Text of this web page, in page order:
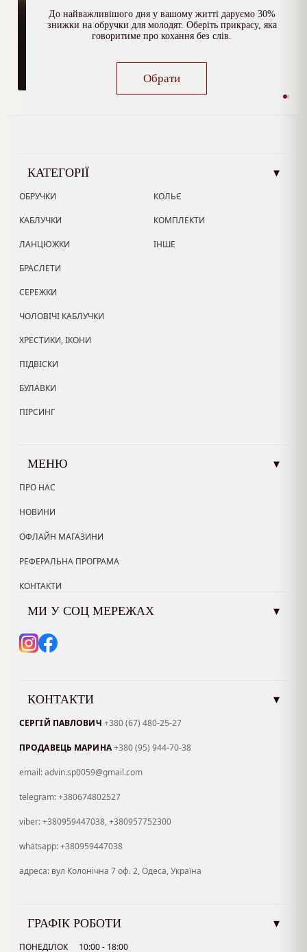
До найважливішого дня у вашому житті даруємо 30%
знижки на обручки для молодят. Оберіть прикрасу, яка
говоритиме про кохання без слів.
Обрати
КАТЕГОРІЇ ▾
ОБРУЧКИ
КАБЛУЧКИ
ЛАНЦЮЖКИ
БРАСЛЕТИ
СЕРЕЖКИ
ЧОЛОВІЧІ КАБЛУЧКИ
ХРЕСТИКИ, ІКОНИ
ПІДВІСКИ
БУЛАВКИ
ПІРСИНГ
КОЛЬЄ
КОМПЛЕКТИ
ІНШЕ
МЕНЮ ▾
ПРО НАС
НОВИНИ
ОФЛАЙН МАГАЗИНИ
РЕФЕРАЛЬНА ПРОГРАМА
КОНТАКТИ
МИ У СОЦ МЕРЕЖАХ ▾
КОНТАКТИ ▾
СЕРГІЙ ПАВЛОВИЧ +380 (67) 480-25-27
ПРОДАВЕЦЬ МАРИНА+380 (95) 944-70-38
email: advin.sp0059@gmail.com
telegram: +380674802527
viber: +380959447038, +380957752300
whatsapp: +380959447038
адреса: вул Колонічна 7 оф. 2, Одеса, Україна
ГРАФІК РОБОТИ ▾
ПОНЕДІЛОК 10:00 - 18:00